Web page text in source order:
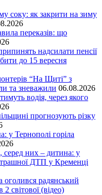
соку: як закрити на зиму
переказів: що
надсилати пенсії
до 15 вересня
“На Щиті” з
та зневажили 06.08.2026
водія, через якого
прогнозують різку
у Тернополі горіла
них – дитина: у
ДТП у Кременці
оголився радянський
2 світової (відео)